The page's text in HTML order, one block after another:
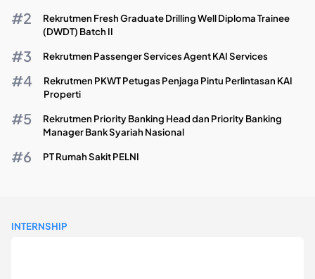
Rekrutmen Fresh Graduate Drilling Well Diploma Trainee
(DWDT) Batch II
Rekrutmen Passenger Services Agent KAI Services
Rekrutmen PKWT Petugas Penjaga Pintu Perlintasan KAI
Properti
Rekrutmen Priority Banking Head dan Priority Banking
Manager Bank Syariah Nasional
PT Rumah Sakit PELNI
INTERNSHIP